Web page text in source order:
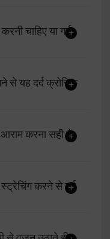
चाहिए या गर्म
से यह दर्द क्रोनिक
आराम करना सही है
करने से दर्द